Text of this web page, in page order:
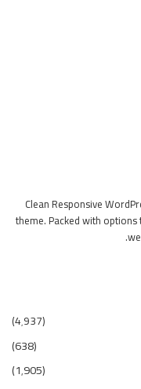
Clean Responsive
theme. Packed with
(4٬937)
(638)
(1٬905)